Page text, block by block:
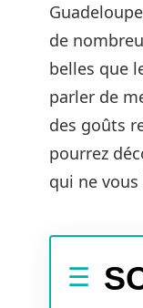
de
belles que
parler de
des goûts
pourrez
qui ne